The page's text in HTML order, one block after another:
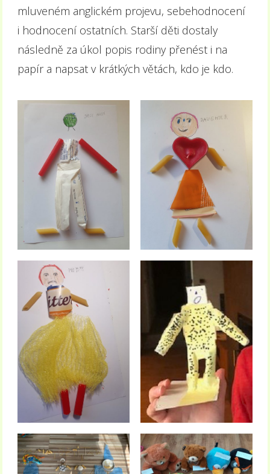
mluveném anglickém projevu, sebehodnocení
i hodnocení ostatních. Starší děti dostaly
následně za úkol popis rodiny přenést i na
papír a napsat v krátkých větách, kdo je kdo.